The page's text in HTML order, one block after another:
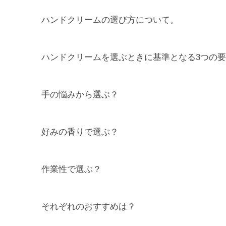
ハンドクリームの選び方について。
ハンドクリームを選ぶときに基準となる3つの
手の悩みから選ぶ？
好みの香りで選ぶ？
作業性で選ぶ？
それぞれのおすすめは？